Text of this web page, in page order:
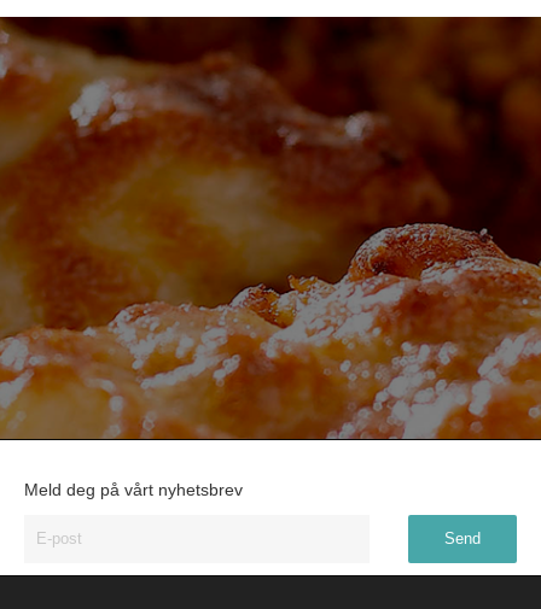
Meld deg på vårt nyhetsbrev